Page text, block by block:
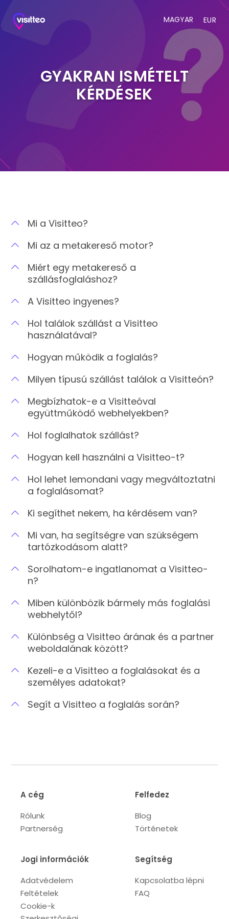
MAGYAR EUR
GYAKRAN ISMÉTELT
KÉRDÉSEK
Mi a Visitteo?
Mi az a metakereső motor?
Miért egy metakereső a
szállásfoglaláshoz?
A Visitteo ingyenes?
Hol találok szállást a Visitteo
használatával?
Hogyan működik a foglalás?
Milyen típusú szállást találok a Visitteón?
Megbízhatok-e a Visitteóval
együttműködő webhelyekben?
Hol foglalhatok szállást?
Hogyan kell használni a Visitteo-t?
Hol lehet lemondani vagy megváltoztatni
a foglalásomat?
Ki segíthet nekem, ha kérdésem van?
Mi van, ha segítségre van szükségem
tartózkodásom alatt?
Sorolhatom-e ingatlanomat a Visitteo-
n?
Miben különbözik bármely más foglalási
webhelytől?
Különbség a Visitteo árának és a partner
weboldalának között?
Kezeli-e a Visitteo a foglalásokat és a
személyes adatokat?
Segít a Visitteo a foglalás során?
A cég
Rólunk
Partnerség
Felfedez
Blog
Történetek
Jogi információk
Adatvédelem
Feltételek
Cookie-k
Segítség
Kapcsolatba lépni
FAQ